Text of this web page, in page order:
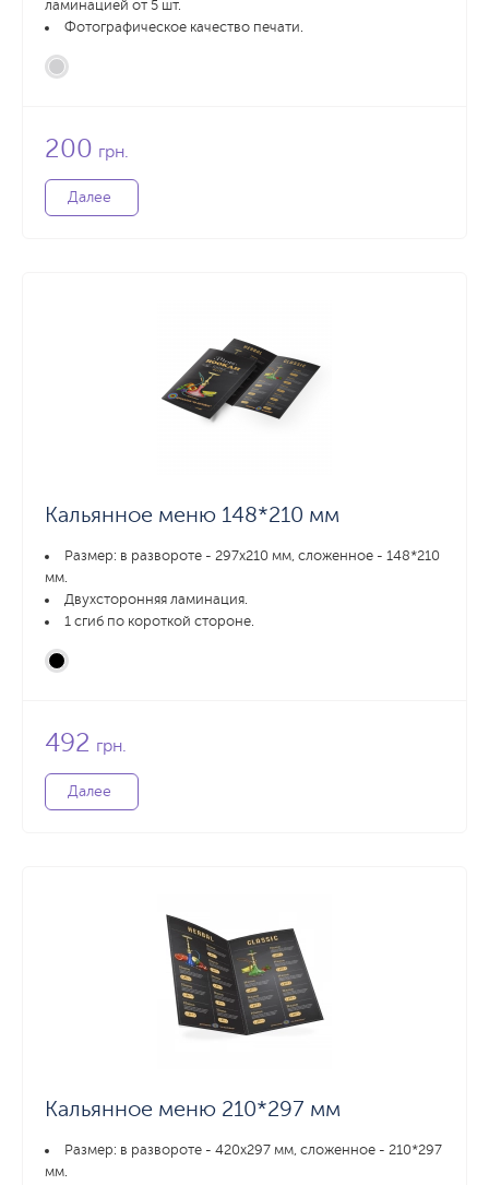
ламинацией от 5 шт.
Фотографическое качество печати.
200 грн.
Далее
Кальянное меню 148*210 мм
Размер: в развороте - 297х210 мм, сложенное - 148*210
мм.
Двухсторонняя ламинация.
1 сгиб по короткой стороне.
492 грн.
Далее
Кальянное меню 210*297 мм
Размер: в развороте - 420х297 мм, сложенное - 210*297
мм.